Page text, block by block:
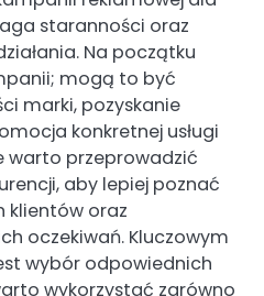
staranności oraz
Na początku
mogą to być
marki, pozyskanie
konkretnej usługi
warto przeprowadzić
aby lepiej poznać
klientów oraz
oczekiwań. Kluczowym
wybór odpowiednich
wykorzystać zarówno